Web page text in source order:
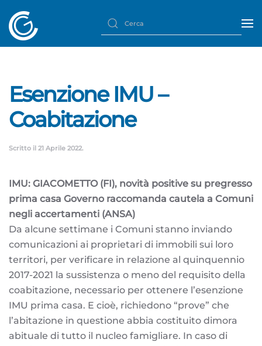
Esenzione IMU –
Coabitazione
Scritto il 21 Aprile 2022.
IMU: GIACOMETTO (FI), novità positive su pregresso
prima casa Governo raccomanda cautela a Comuni
negli accertamenti (ANSA)
Da alcune settimane i Comuni stanno inviando
comunicazioni ai proprietari di immobili sui loro
territori, per verificare in relazione al quinquennio
2017-2021 la sussistenza o meno del requisito della
coabitazione, necessario per ottenere l’esenzione
IMU prima casa. E cioè, richiedono “prove” che
l’abitazione in questione abbia costituito dimora
abituale di tutto il nucleo famigliare. In caso di